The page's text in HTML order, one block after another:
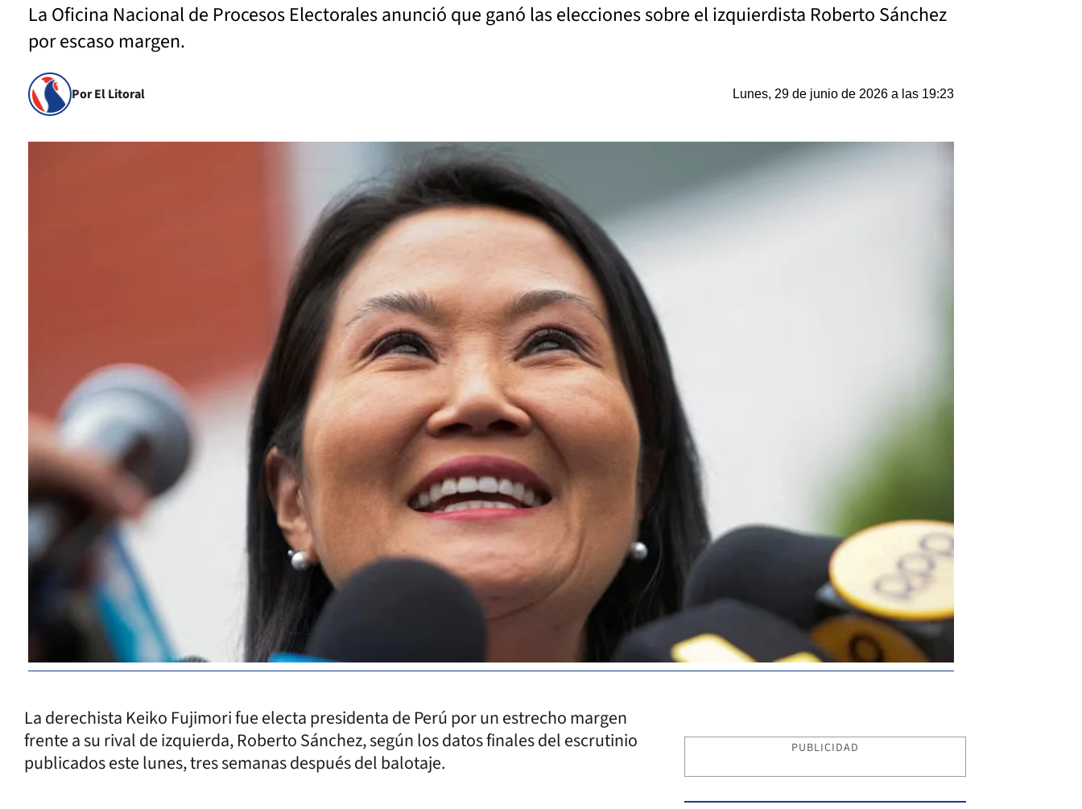
La Oficina Nacional de Procesos Electorales anunció que ganó las elecciones sobre el izquierdista Roberto Sánchez
por escaso margen.
Por El Litoral Lunes, 29 de junio de 2026 a las 19:23
La derechista Keiko Fujimori fue electa presidenta de Perú por un estrecho margen
frente a su rival de izquierda, Roberto Sánchez, según los datos finales del escrutinio
publicados este lunes, tres semanas después del balotaje.
PUBLICIDAD